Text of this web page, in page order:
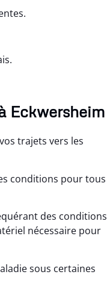
Eckwersheim
trajets vers les
conditions pour tous
des conditions
nécessaire pour
sous certaines